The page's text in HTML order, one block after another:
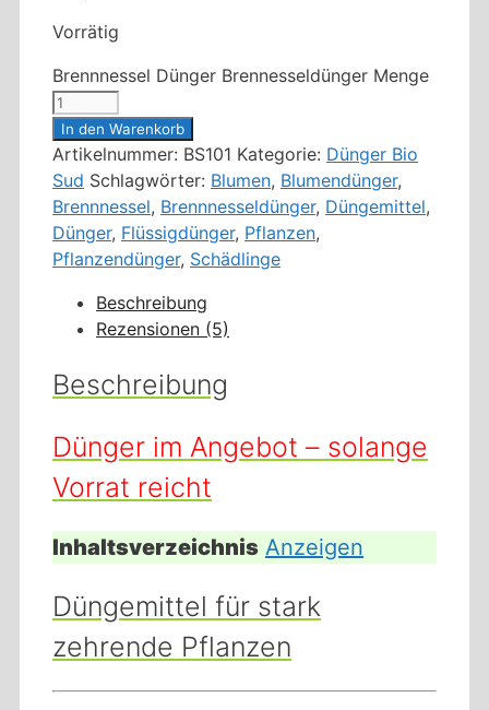
Vorrätig
Brennnessel Dünger Brennesseldünger Menge
In den Warenkorb
Artikelnummer: BS101 Kategorie: Dünger Bio
Sud Schlagwörter: Blumen, Blumendünger,
Brennnessel, Brennnesseldünger, Düngemittel,
Dünger, Flüssigdünger, Pflanzen,
Pflanzendünger, Schädlinge
Beschreibung
Rezensionen (5)
Beschreibung
Dünger im Angebot – solange
Vorrat reicht
Inhaltsverzeichnis Anzeigen
Düngemittel für stark
zehrende Pflanzen